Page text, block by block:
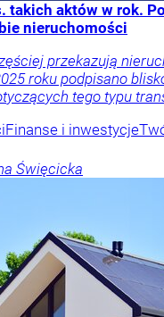
takich aktów w rok.
nieruchomości
przekazują
roku podpisano
tego typu
Finanse i inwestycje
Święcicka